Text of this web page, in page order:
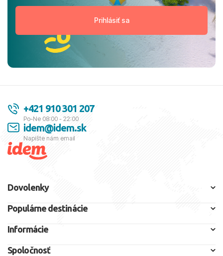
+421 910 301 207
Po-Ne 08:00 - 22:00
idem@idem.sk
Napíšte nám email
Dovolenky
Populárne destinácie
Informácie
Spoločnosť